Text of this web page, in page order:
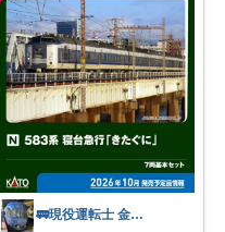
🚃現役運転士 金魚🐠